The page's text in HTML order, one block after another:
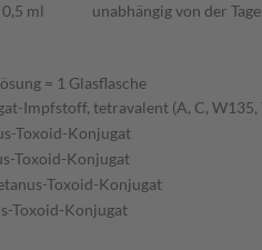
0,5 ml unabhängig von der
= 1 Glasflasche
Impfstoff, tetravalent (A, C, W135,
Toxoid-Konjugat
Toxoid-Konjugat
Toxoid-Konjugat
Toxoid-Konjugat